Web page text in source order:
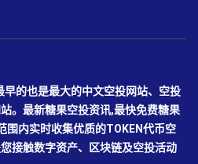
的也是最大的中文空投网站、空投
。最新糖果空投资讯,最快免费糖果
围内实时收集优质的TOKEN代币空
接触数字资产、区块链及空投活动